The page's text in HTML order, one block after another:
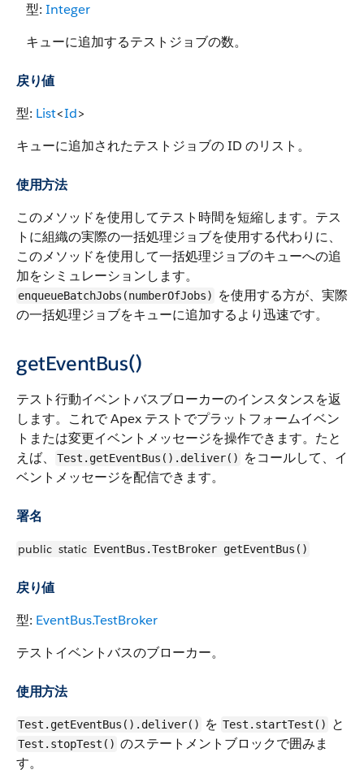
型: Integer
キューに追加するテストジョブの数。
戻り値
型: List<Id>
キューに追加されたテストジョブの ID のリスト。
使用方法
このメソッドを使用してテスト時間を短縮します。テス
トに組織の実際の一括処理ジョブを使用する代わりに、
このメソッドを使用して一括処理ジョブのキューへの追
加をシミュレーションします。
enqueueBatchJobs(numberOfJobs)
を使用する方が、実際
の一括処理ジョブをキューに追加するより迅速です。
getEventBus()
テスト行動イベントバスブローカーのインスタンスを返
します。これで Apex テストでプラットフォームイベン
トまたは変更イベントメッセージを操作できます。たと
えば、
Test.getEventBus().deliver()
をコールして、イ
ベントメッセージを配信できます。
署名
public static EventBus.TestBroker getEventBus()
戻り値
型: EventBus.TestBroker
テストイベントバスのブローカー。
使用方法
Test.getEventBus().deliver() を Test.startTest() と
Test.stopTest() のステートメントブロックで囲みま
す。